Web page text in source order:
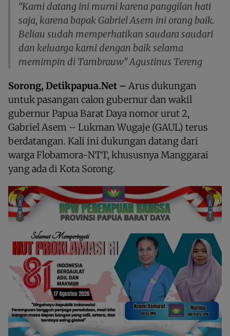
“Kami datang ini murni karena panggilan hati
saja, karena bapak Gabriel Asem ini orang baik.
Beliau sudah memperhatikan saudara saudari
dan keluarga kami dengan baik selama
memimpin di Tambrauw” Agustinus Tereng
Sorong, Detikpapua.Net – Arus dukungan
untuk pasangan calon gubernur dan wakil
gubernur Papua Barat Daya nomor urut 2,
Gabriel Asem – Lukman Wugaje (GAUL) terus
berdatangan. Kali ini dukungan datang dari
warga Flobamora-NTT, khususnya Manggarai
yang ada di Kota Sorong.